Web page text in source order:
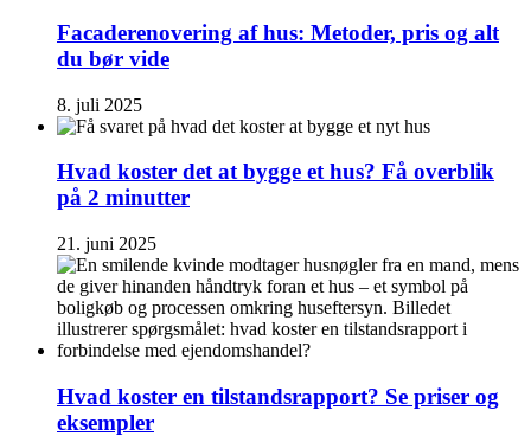
Facaderenovering af hus: Metoder, pris og alt
du bør vide
8. juli 2025
Hvad koster det at bygge et hus? Få overblik
på 2 minutter
21. juni 2025
Hvad koster en tilstandsrapport? Se priser og
eksempler